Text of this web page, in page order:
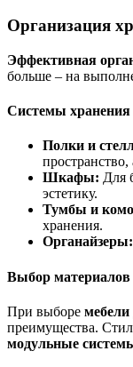
Организация
Эффективная
больше – на
Системы
Полки и
Шкафы: Для
эстетику.
Тумбы и
хранения.
Органайзеры:
Выбор материалов
При выборе мебели
преимущества.
модульные